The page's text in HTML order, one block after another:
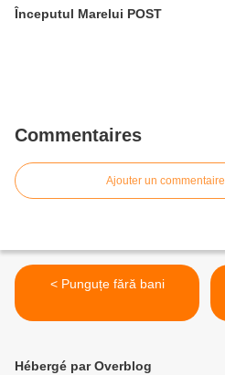
Începutul Marelui POST
Commentaires
Ajouter un commentaire
< Punguțe fără bani
Hébergé par Overblog